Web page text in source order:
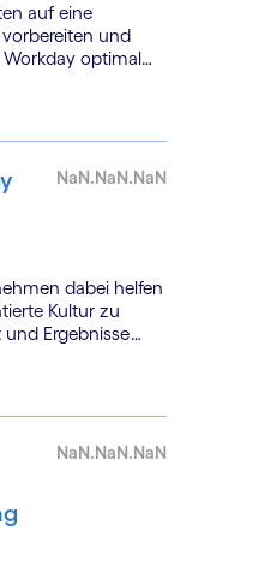
auf eine
und
optimal
NaN.NaN.NaN
dabei helfen
Kultur zu
Ergebnisse
NaN.NaN.NaN